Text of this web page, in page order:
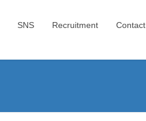
SNS Recruitment Contact